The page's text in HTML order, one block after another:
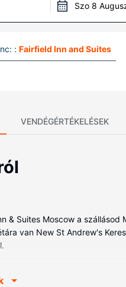
Szo 8
: Fairfield Inn and Suites
VENDÉGÉRTÉKELÉSEK
& Suites Moscow a
van New St Andrew's
a(z) 74 légkondicionált